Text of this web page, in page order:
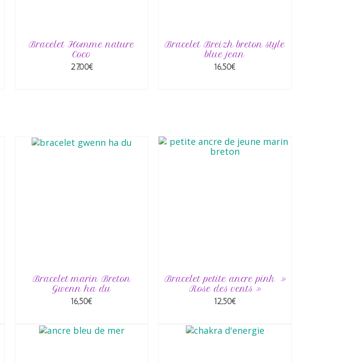
Bracelet Homme nature
Coco
27,00€
Bracelet Breizh breton style
blue jean
16,50€
Bracelet marin Breton
Gwenn ha du
16,50€
Bracelet petite ancre pink »
Rose des vents »
12,50€